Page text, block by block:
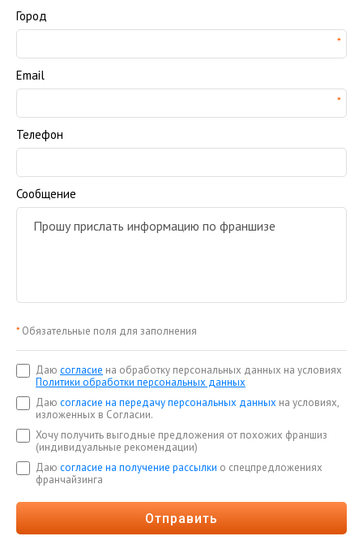
Город
Email
Телефон
Сообщение
* Обязательные поля для заполнения
Даю согласие на обработку персональных данных на условиях
Политики обработки персональных данных
Даю согласие на передачу персональных данных на условиях,
изложенных в Согласии.
Хочу получить выгодные предложения от похожих франшиз
(индивидуальные рекомендации)
Даю согласие на получение рассылки о спецпредложениях
франчайзинга
Отправить